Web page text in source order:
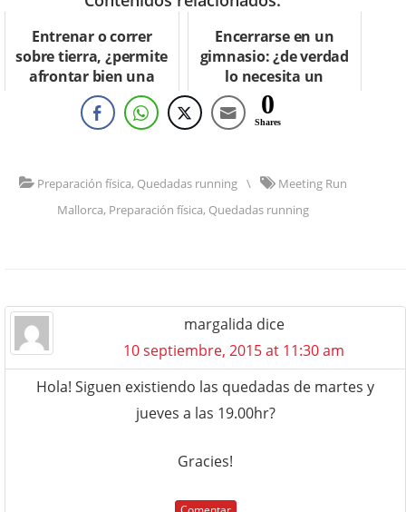
Entrenar o correr
sobre tierra, ¿permite
afrontar bien una
carrera en asfalto?
Encerrarse en un
gimnasio: ¿de verdad
lo necesita un
corredor?
0
Shares
Preparación física, Quedadas running \
Meeting Run
Mallorca, Preparación física, Quedadas running
margalida dice
10 septiembre, 2015 at 11:30 am
Hola! Siguen existiendo las quedadas de martes y
jueves a las 19.00hr?
Gracies!